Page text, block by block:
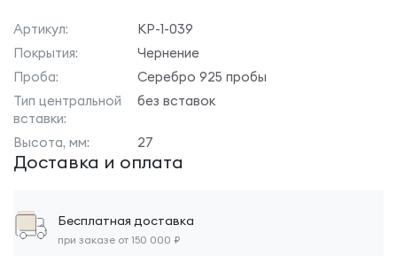
Артикул:
КР-1-039
Покрытия:
Чернение
Проба:
Серебро 925 пробы
Тип центральной
вставки:
без вставок
Высота, мм: 27
Доставка и оплата
Бесплатная доставка
при заказе от 150 000 ₽